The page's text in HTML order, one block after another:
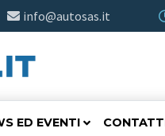
info@autosas.it
ED EVENTI